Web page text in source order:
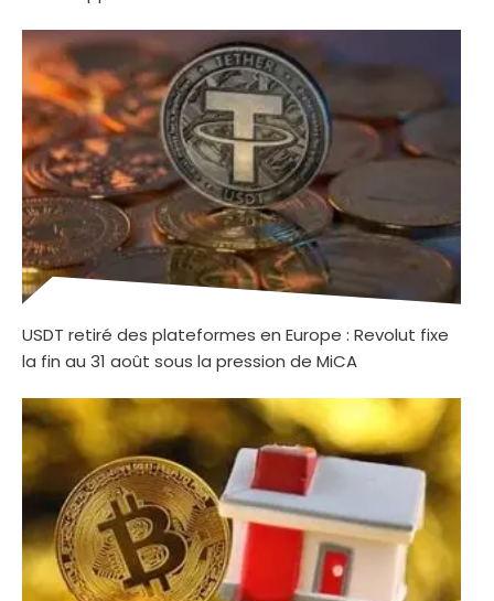
USDT retiré des plateformes en Europe : Revolut fixe
la fin au 31 août sous la pression de MiCA